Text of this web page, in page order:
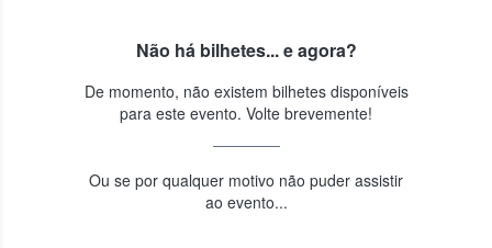
Não há bilhetes... e agora?
De momento, não existem bilhetes disponíveis
para este evento. Volte brevemente!
Ou se por qualquer motivo não puder assistir
ao evento...